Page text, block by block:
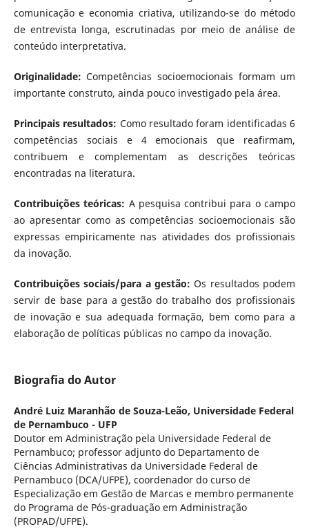
comunicação e economia criativa, utilizando-se do método
de entrevista longa, escrutinadas por meio de análise de
conteúdo interpretativa.
Originalidade:Competências socioemocionais formam um
importante construto, ainda pouco investigado pela área.
Principais resultados: Como resultado foram identificadas 6
competências sociais e 4 emocionais que reafirmam,
contribuem e complementam as descrições teóricas
encontradas na literatura.
Contribuições teóricas: A pesquisa contribui para o campo
ao apresentar como as competências socioemocionais são
expressas empiricamente nas atividades dos profissionais
da inovação.
Contribuições sociais/para a gestão: Os resultados podem
servir de base para a gestão do trabalho dos profissionais
de inovação e sua adequada formação, bem como para a
elaboração de políticas públicas no campo da inovação.
Biografia do Autor
André Luiz Maranhão de Souza-Leão, Universidade Federal
de Pernambuco - UFP
Doutor em Administração pela Universidade Federal de
Pernambuco; professor adjunto do Departamento de
Ciências Administrativas da Universidade Federal de
Pernambuco (DCA/UFPE), coordenador do curso de
Especialização em Gestão de Marcas e membro permanente
do Programa de Pós-graduação em Administração
(PROPAD/UFPE).